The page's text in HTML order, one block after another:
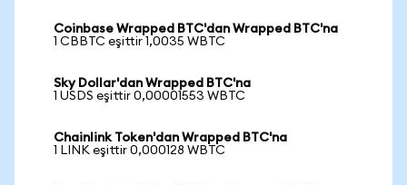
Coinbase Wrapped BTC'dan Wrapped BTC'na
1 CBBTC eşittir 1,0035 WBTC
Sky Dollar'dan Wrapped BTC'na
1 USDS eşittir 0,00001553 WBTC
Chainlink Token'dan Wrapped BTC'na
1 LINK eşittir 0,000128 WBTC